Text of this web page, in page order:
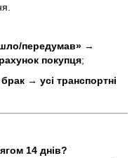
передумав» →
покупця;
→ усі транспортні
14 днів?